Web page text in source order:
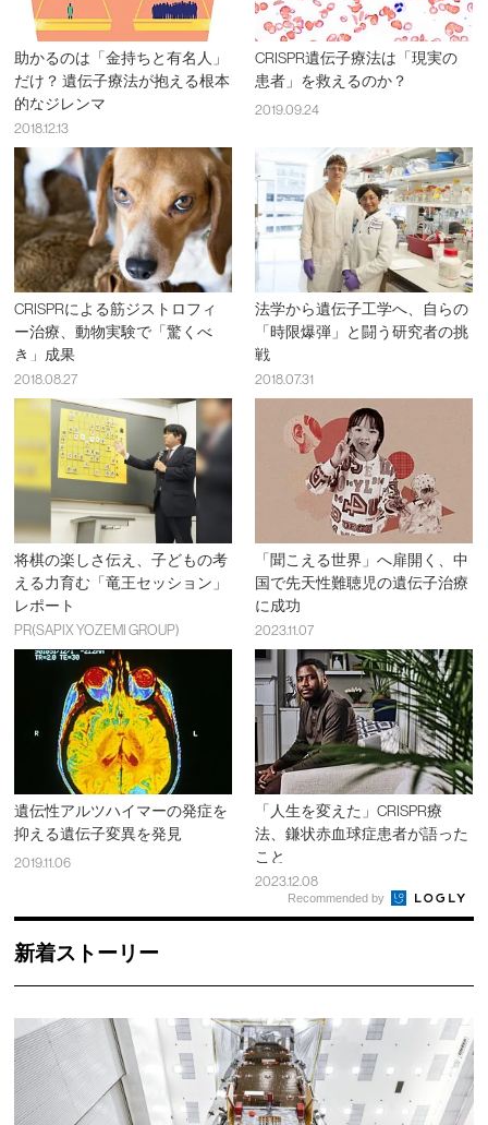
助かるのは「金持ちと有名人」
だけ？ 遺伝子療法が抱える根本
的なジレンマ
2018.12.13
CRISPR遺伝子療法は「現実の
患者」を救えるのか？
2019.09.24
CRISPRによる筋ジストロフィ
ー治療、動物実験で「驚くべ
き」成果
2018.08.27
法学から遺伝子工学へ、自らの
「時限爆弾」と闘う研究者の挑
戦
2018.07.31
将棋の楽しさ伝え、子どもの考
える力育む「竜王セッション」
レポート
PR(SAPIX YOZEMI GROUP)
「聞こえる世界」へ扉開く、中
国で先天性難聴児の遺伝子治療
に成功
2023.11.07
遺伝性アルツハイマーの発症を
抑える遺伝子変異を発見
2019.11.06
「人生を変えた」CRISPR療
法、鎌状赤血球症患者が語った
こと
2023.12.08
Recommended by
新着ストーリー